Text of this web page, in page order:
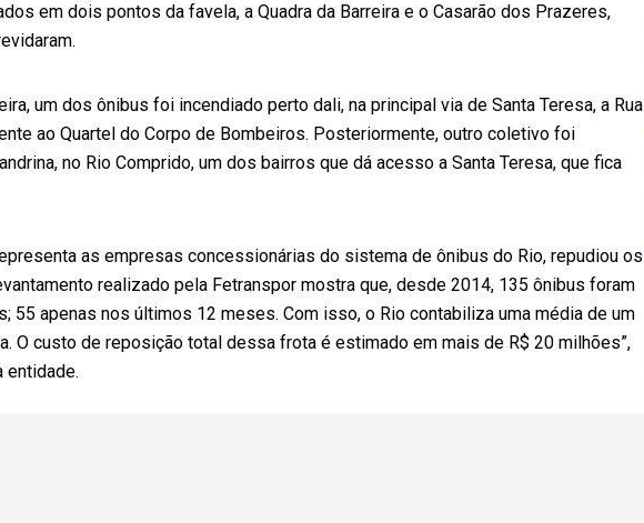
em dois pontos da favela, a Quadra da Barreira e o Casarão dos Prazeres,
um dos ônibus foi incendiado perto dali, na principal via de Santa Teresa, a Rua
ao Quartel do Corpo de Bombeiros. Posteriormente, outro coletivo foi
no Rio Comprido, um dos bairros que dá acesso a Santa Teresa, que fica
as empresas concessionárias do sistema de ônibus do Rio, repudiou os
realizado pela Fetranspor mostra que, desde 2014, 135 ônibus foram
55 apenas nos últimos 12 meses. Com isso, o Rio contabiliza uma média de um
O custo de reposição total dessa frota é estimado em mais de R$ 20 milhões”,
entidade.